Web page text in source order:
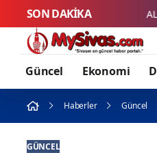
SON DAKİKA
Güncel Ekonomi
Haberler Güncel
GÜNCEL